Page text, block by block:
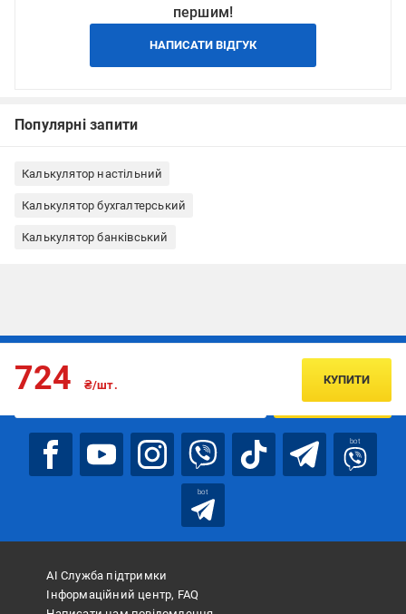
першим!
НАПИСАТИ ВІДГУК
Популярні запити
Калькулятор настільний
Калькулятор бухгалтерський
Калькулятор банківський
724 ₴/шт. КУПИТИ
Підписуйтесь, щоб дізнаватись першим про акції та пропозиції
ПІДПИСАТИСЯ
bot
bot
АІ Служба підтримки
Інформаційний центр, FAQ